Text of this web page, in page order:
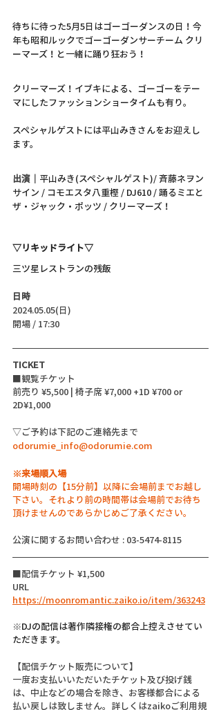
待ちに待った5月5日はゴーゴーダンスの日！今
年も昭和ルックでゴーゴーダンサーチーム クリ
ーマーズ！と一緒に踊り狂おう！
クリーマーズ！イブキによる、ゴーゴーをテー
マにしたファッションショータイムも有り。
スペシャルゲストには平山みきさんをお迎えし
ます。
出演｜ 平山みき(スペシャルゲスト)/ 斉藤ネヲン
サイン / コモエスタ八重樫 / DJ610 / 踊るミエと
ザ・ジャック・ポッツ / クリーマーズ！
▽リキッドライト▽
三ツ星レストランの残飯
日時
2024.05.05(日)
開場 / 17:30
TICKET
■観覧チケット
前売り ¥5,500 | 椅子席 ¥7,000 +1D ¥700 or
2D¥1,000
▽ご予約は下記のご連絡先まで
odorumie_info@odorumie.com
※来場順入場
開場時刻の【15分前】以降に会場前までお越し
下さい。それより前の時間帯は会場前でお待ち
頂けませんのであらかじめご了承ください。
公演に関するお問い合わせ : 03-5474-8115
■配信チケット ¥1,500
URL
https://moonromantic.zaiko.io/item/363243
※DJの配信は著作隣接権の都合上控えさせてい
ただきます。
【配信チケット販売について】
一度お支払いいただいたチケット及び投げ銭
は、中止などの場合を除き、お客様都合による
払い戻しは致しません。詳しくはzaikoご利用規